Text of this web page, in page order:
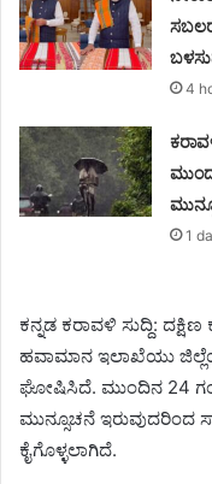
4
1
ಕನ್ನಡ ಕರಾವಳಿ ಸುದ್ದಿ:
ಹವಾಮಾನ ಇಲಾಖೆಯು
ಘೋಷಿಸಿದೆ. ಮುಂದಿನ 24
ಮುನ್ಸೂಚನೆ ಇರುವುದರಿಂದ
ಕೈಗೊಳ್ಳಲಾಗಿದೆ.